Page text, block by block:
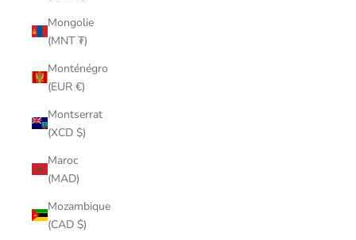
Mongolie
(MNT ₮)
Monténégro
(EUR €)
Montserrat
(XCD $)
Maroc
(MAD)
Mozambique
(CAD $)